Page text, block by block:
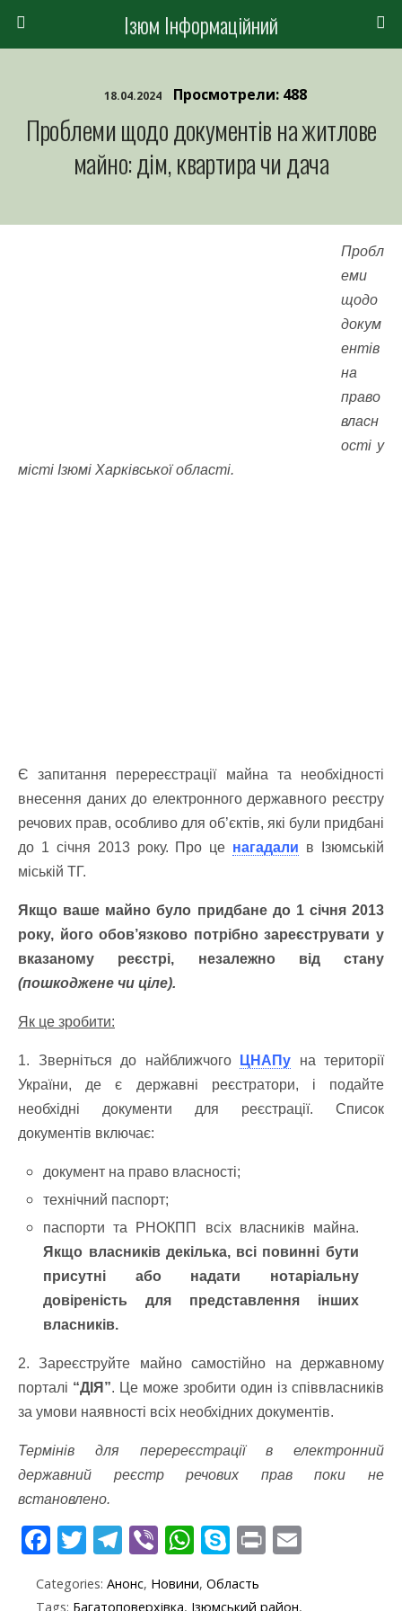
Ізюм Інформаційний
18.04.2024 Просмотрели: 488
Проблеми щодо документів на житлове
майно: дім, квартира чи дача
Пробл
еми
щодо
докум
ентів
на
право
власн
ості у
місті Ізюмі Харківської області.
Є запитання перереєстрації майна та необхідності
внесення даних до електронного державного реєстру
речових прав, особливо для об’єктів, які були придбані
до 1 січня 2013 року. Про це нагадали в Ізюмській
міській ТГ.
Якщо ваше майно було придбане до 1 січня 2013
року, його обов’язково потрібно зареєструвати у
вказаному реєстрі, незалежно від стану
(пошкоджене чи ціле).
Як це зробити:
1. Зверніться до найближчого ЦНАПу на території
України, де є державні реєстратори, і подайте
необхідні документи для реєстрації. Список
документів включає:
документ на право власності;
технічний паспорт;
паспорти та РНОКПП всіх власників майна.
Якщо власників декілька, всі повинні бути
присутні або надати нотаріальну
довіреність для представлення інших
власників.
2. Зареєструйте майно самостійно на державному
порталі “ДІЯ”. Це може зробити один із співвласників
за умови наявності всіх необхідних документів.
Термінів для перереєстрації в електронний
державний реєстр речових прав поки не
встановлено.
F
e
T
itt
T
e
Vi
er
W
at
S
y
Pr
t
Categories: Анонс, Новини, Область
Tags: Багатоповерхівка, Ізюмський район,